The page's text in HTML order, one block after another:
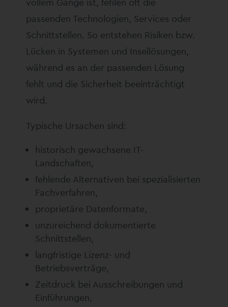
passenden Technologien, Services oder
Schnittstellen. So entstehen Risiken bzw.
Lücken in Systemen und Insellösungen,
während es an der passenden Lösung
fehlt und die Sicherheit beeinträchtigt
wird.
Typische Ursachen sind:
historisch gewachsene IT-
Landschaften,
fehlende Alternativen bei spezialisierten
Fachverfahren,
proprietäre Datenformate,
unzureichend dokumentierte
Schnittstellen,
langfristige Lizenz- und
Betriebsverträge,
Zeitdruck bei Ausschreibungen und
Einführungen,